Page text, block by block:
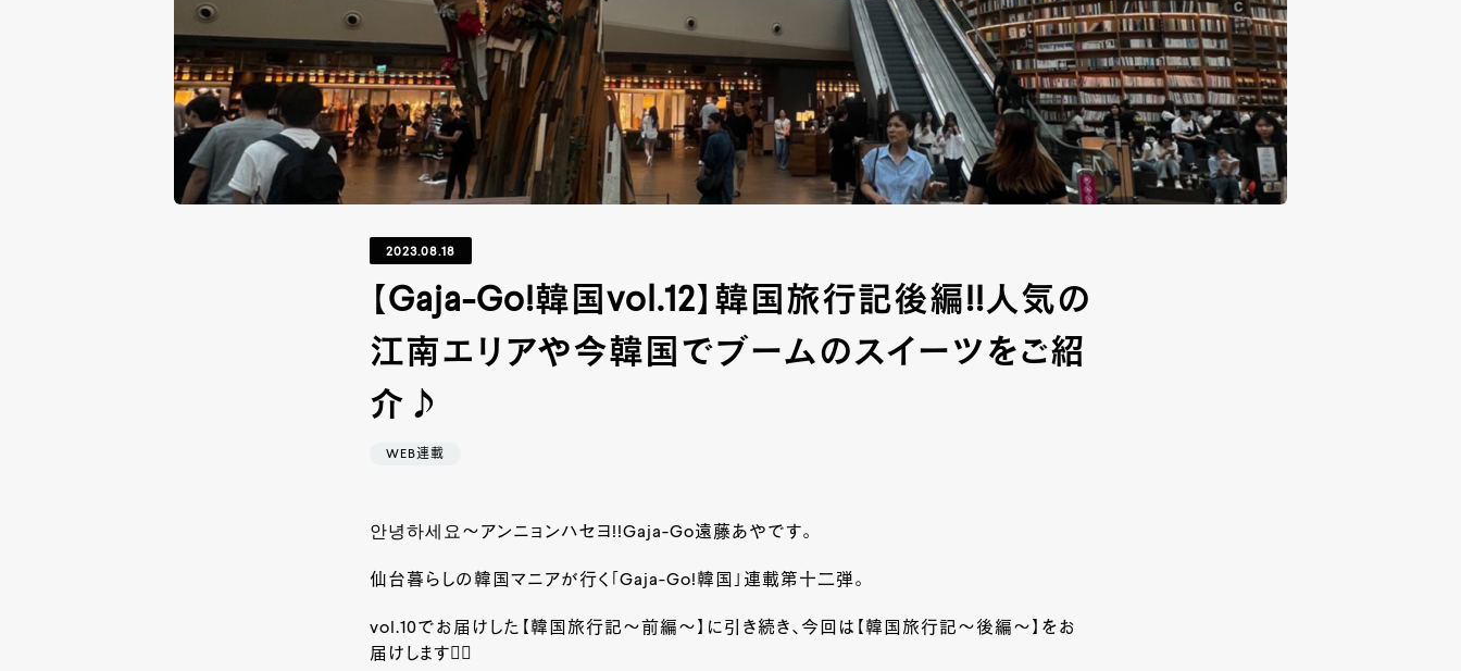
2023.08.18
【Gaja-Go!韓国vol.12】韓国旅行記後編!!人気の
江南エリアや今韓国でブームのスイーツをご紹
介♪
WEB連載
안녕하세요～アンニョンハセヨ!!Gaja-Go遠藤あやです。
仙台暮らしの韓国マニアが行く｢Gaja-Go!韓国｣連載第十二弾。
vol.10でお届けした【韓国旅行記～前編～】に引き続き、今回は【韓国旅行記～後編～】をお
届けします💁‍♀️